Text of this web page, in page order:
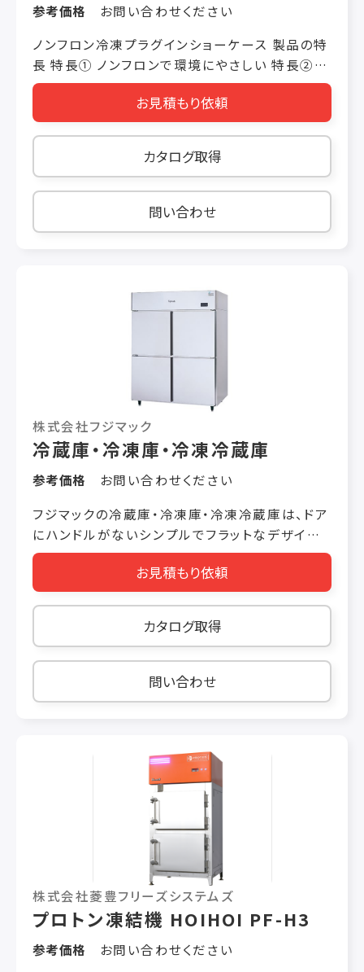
参考価格
お問い合わせください
ノンフロン冷凍プラグインショーケース 製品の特
長 特長① ノンフロンで環境にやさしい 特長②
全機種ガラス扉つきで省エネに貢献 特長③ ドレ
ンレス、フィルターレスでメンテ不要 特長④ プラ
グインで設置・移動が簡単 特長⑤ 2本の明るい
LEDで製品がより美しく見えます
お見積もり依頼
カタログ取得
問い合わせ
株式会社フジマック
冷蔵庫・冷凍庫・冷凍冷蔵庫
参考価格
お問い合わせください
フジマックの冷蔵庫・冷凍庫・冷凍冷蔵庫は、ドア
にハンドルがないシンプルでフラットなデザイン。
どんな環境においても違和感なく存在します。高
い冷蔵・冷凍機能と共に、省エネ、省コスト、環境
への優しさも実現。 豊富なバリエーションを揃
え、用途に合わせてお選びいただけます。 【シン
プルでフラットなデザイン】 ー2018年度グッドデ
ザイン・ベスト100受賞ー 冷蔵庫・冷凍庫・冷凍
冷蔵庫（縦型）シリーズがグッドデザイン賞
2018・ベスト100を受賞しました。2018年度全受
て、特に高い評価を得て選出されました。 ◎シン
プル＆フラット ドアの一枚一枚にハンドルがなく、
余計な装飾のない、シンプルでフラットな外観。さ
まざまな店舗や施設で違和感無く存在します。 ◎
ステンレス一体成型のドア 汚れがつきにくいクリ
アコーティングしたステンレスの曲げで、つなぎ目
がなく、一体成型したドア形状。ドアの角の樹脂
以外は異素材を使っていないので、経年変化によ
る部分的劣化がなく、永く綺麗に使えます。 ◎シ
ンプルでフラットなドアは掃除がカンタン。衛生的
で厨房の美観も保ちやすくなります。 ◎出っ張り
お見積もり依頼
カタログ取得
問い合わせ
株式会社菱豊フリーズシステムズ
プロトン凍結機 HOIHOI PF-H3
参考価格
お問い合わせください